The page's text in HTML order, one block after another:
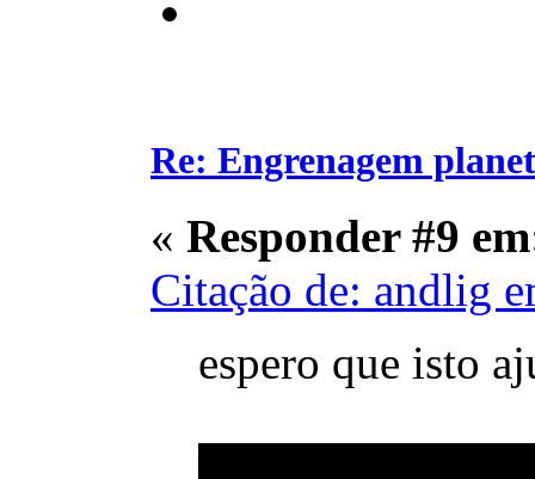
Re: Engrenagem
« Responder #9
Citação de: andlig
espero que isto